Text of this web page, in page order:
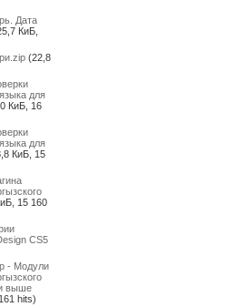
Дата
КиБ,
(22,8
для
КиБ, 16
для
КиБ, 15
15 160
CS5
- Модули
выше
hits)